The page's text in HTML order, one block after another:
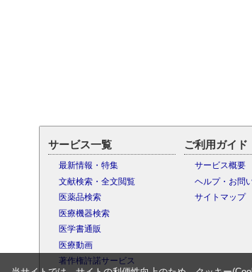
サービス一覧
最新情報・特集
文献検索・全文閲覧
医薬品検索
医療機器検索
医学書通販
医療動画
著作権許諾サービス
ご利用ガイド
サービス概要
ヘルプ・お問
サイトマップ